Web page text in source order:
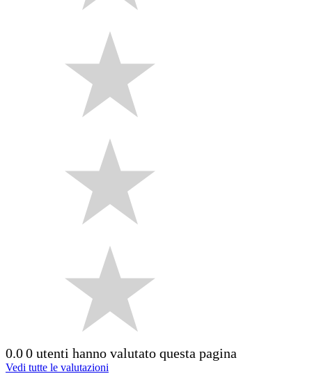
0.00 utenti hanno valutato questa pagina
Vedi tutte le valutazioni